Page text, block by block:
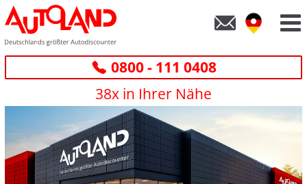
0800 - 111 0408
38x in Ihrer Nähe